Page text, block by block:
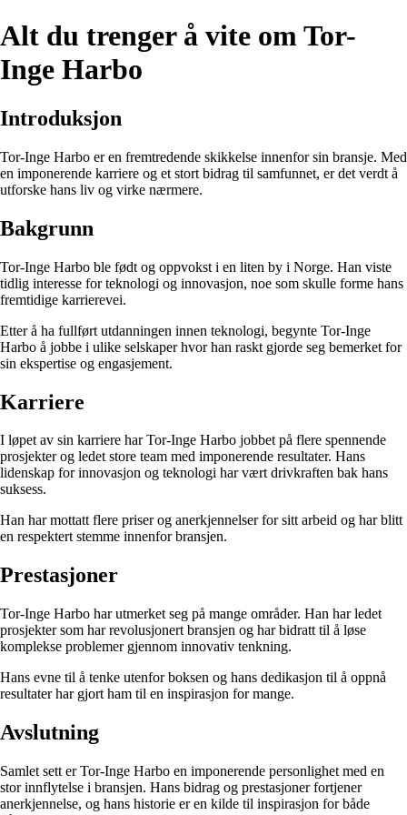
Alt du trenger å vite om Tor-
Inge Harbo
Introduksjon
Tor-Inge Harbo er en fremtredende skikkelse innenfor sin bransje. Med
en imponerende karriere og et stort bidrag til samfunnet, er det verdt å
utforske hans liv og virke nærmere.
Bakgrunn
Tor-Inge Harbo ble født og oppvokst i en liten by i Norge. Han viste
tidlig interesse for teknologi og innovasjon, noe som skulle forme hans
fremtidige karrierevei.
Etter å ha fullført utdanningen innen teknologi, begynte Tor-Inge
Harbo å jobbe i ulike selskaper hvor han raskt gjorde seg bemerket for
sin ekspertise og engasjement.
Karriere
I løpet av sin karriere har Tor-Inge Harbo jobbet på flere spennende
prosjekter og ledet store team med imponerende resultater. Hans
lidenskap for innovasjon og teknologi har vært drivkraften bak hans
suksess.
Han har mottatt flere priser og anerkjennelser for sitt arbeid og har blitt
en respektert stemme innenfor bransjen.
Prestasjoner
Tor-Inge Harbo har utmerket seg på mange områder. Han har ledet
prosjekter som har revolusjonert bransjen og har bidratt til å løse
komplekse problemer gjennom innovativ tenkning.
Hans evne til å tenke utenfor boksen og hans dedikasjon til å oppnå
resultater har gjort ham til en inspirasjon for mange.
Avslutning
Samlet sett er Tor-Inge Harbo en imponerende personlighet med en
stor innflytelse i bransjen. Hans bidrag og prestasjoner fortjener
anerkjennelse, og hans historie er en kilde til inspirasjon for både